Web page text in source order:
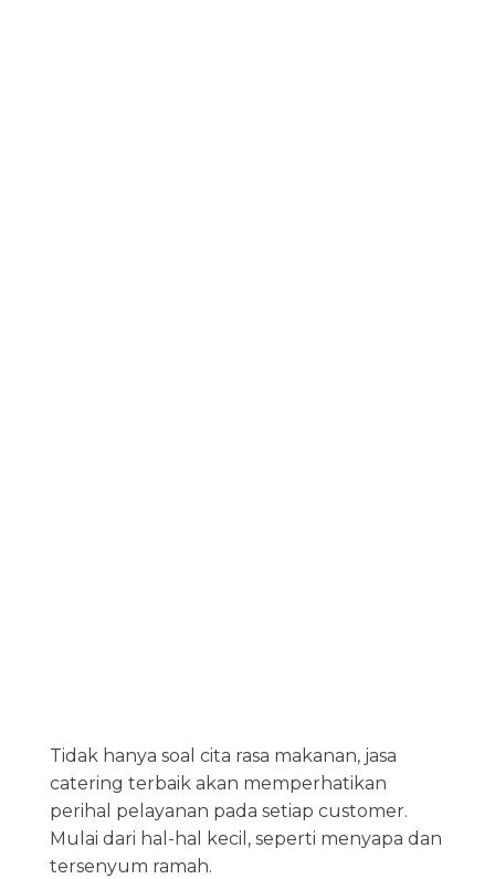
Tidak hanya soal cita rasa makanan, jasa
catering terbaik akan memperhatikan
perihal pelayanan pada setiap customer.
Mulai dari hal-hal kecil, seperti menyapa dan
tersenyum ramah.